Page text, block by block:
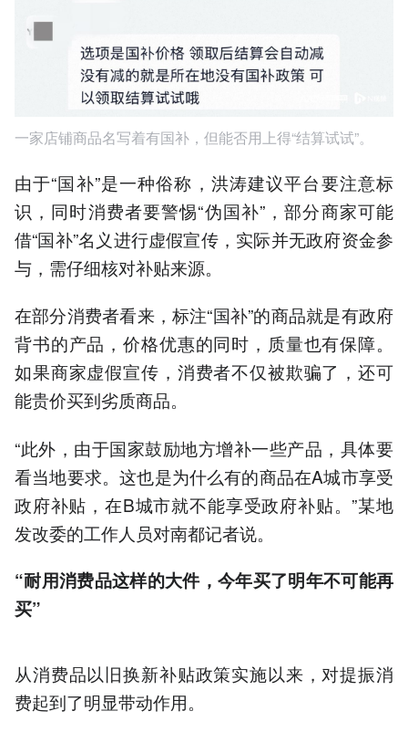
一家店铺商品名写着有国补，但能否用上得“结算试试”。
由于“国补”是一种俗称，洪涛建议平台要注意标
识，同时消费者要警惕“伪国补”‌，部分商家可能
借“国补”名义进行虚假宣传，实际并无政府资金参
与，需仔细核对补贴来源。
在部分消费者看来，标注“国补”的商品就是有政府
背书的产品，价格优惠的同时，质量也有保障。
如果商家虚假宣传，消费者不仅被欺骗了，还可
能贵价买到劣质商品。
“此外，由于国家鼓励地方增补一些产品，具体要
看当地要求。这也是为什么有的商品在A城市享受
政府补贴，在B城市就不能享受政府补贴。”某地
发改委的工作人员对南都记者说。
“耐用消费品这样的大件，今年买了明年不可能再
买”
从消费品以旧换新补贴政策实施以来，对提振消
费起到了明显带动作用。